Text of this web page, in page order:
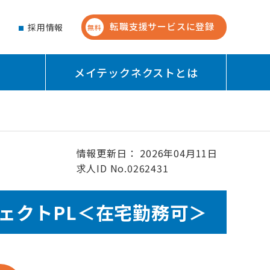
採用情報 無料 転職支援サービスに登録
メイテックネクストとは
情報更新日： 2026年04月11日
求人ID No.0262431
トPL＜在宅勤務可＞